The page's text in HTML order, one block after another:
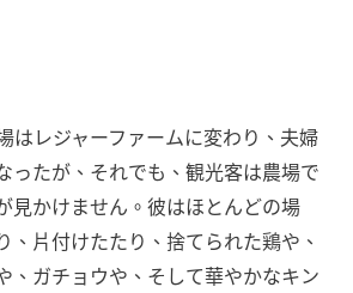
はレジャーファームに変わり、夫婦
ったが、それでも、観光客は農場で
見かけません。彼はほとんどの場
、片付けたたり、捨てられた鶏や、
、ガチョウや、そして華やかなキン